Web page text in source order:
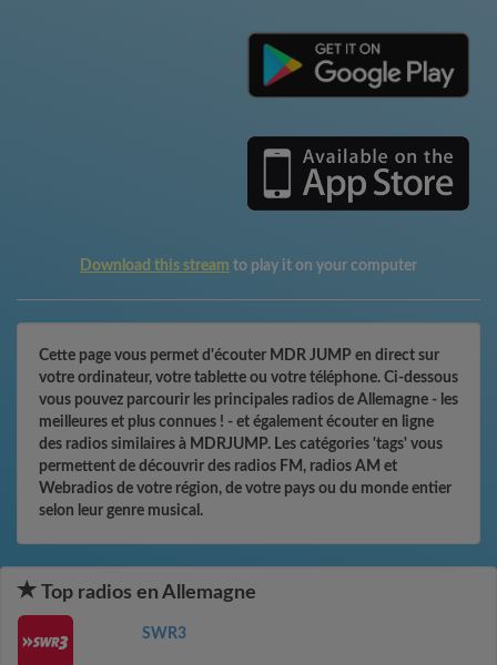
Download this stream to play it on your computer
Cette page vous permet d'écouter MDR JUMP en direct sur
votre ordinateur, votre tablette ou votre téléphone. Ci-dessous
vous pouvez parcourir les principales radios de Allemagne - les
meilleures et plus connues ! - et également écouter en ligne
des radios similaires à MDRJUMP. Les catégories 'tags' vous
permettent de découvrir des radios FM, radios AM et
Webradios de votre région, de votre pays ou du monde entier
selon leur genre musical.
Top radios en Allemagne
SWR3